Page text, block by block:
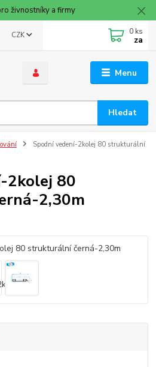
živnostníky a firmy
Menu
CZK
Hledat
0 ks
za
Spodní vedení-2kolej 80 strukturální
2kolej 80
2,30m